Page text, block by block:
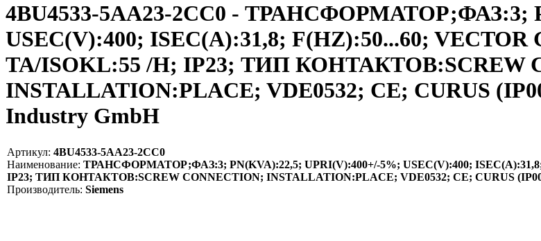
4BU4533-5AA23-2CC0 - ТРАНСФОРМАТОР;ФАЗ:3;
USEC(V):400; ISEC(A):31,8; F(HZ):50...60;
TA/ISOKL:55 /H; IP23; ТИП КОНТАКТОВ:SCREW
INSTALLATION:PLACE; VDE0532; CE; CURUS
Industry GmbH
Артикул: 4BU4533-5AA23-2CC0
Наименование: ТРАНСФОРМАТОР;ФАЗ:3; PN(KVA):22,5; UPRI(V):400+/-5%; USEC(V):400;
IP23; ТИП КОНТАКТОВ:SCREW CONNECTION; INSTALLATION:PLACE; VDE0532; CE; CURUS
Производитель: Siemens